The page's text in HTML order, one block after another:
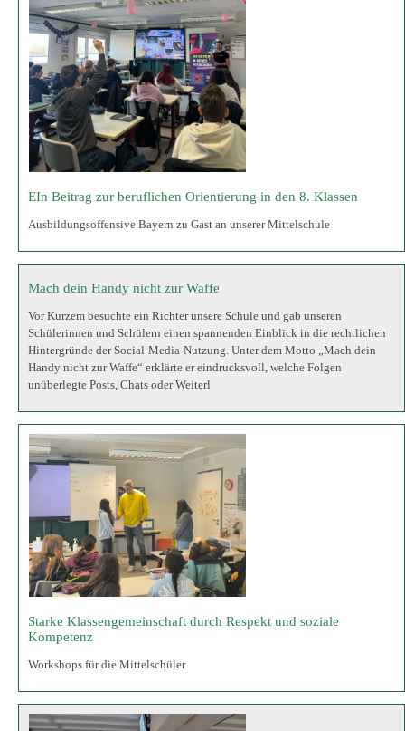
Mach dein Handy nicht zur Waffe
Vor Kurzem besuchte ein Richter unsere Schule und gab unseren
Schülerinnen und Schülern einen spannenden Einblick in die rechtlichen
Hintergründe der Social-Media-Nutzung. Unter dem Motto „Mach dein
Handy nicht zur Waffe“ erklärte er eindrucksvoll, welche Folgen
unüberlegte Posts, Chats oder Weiterl
Starke Klassengemeinschaft durch Respekt und soziale
Kompetenz
Workshops für die Mittelschüler
Jeki Projekt in den ersten Klassen fortgeführt
Sparkasse spendet Flöten für unsere Erstklässler